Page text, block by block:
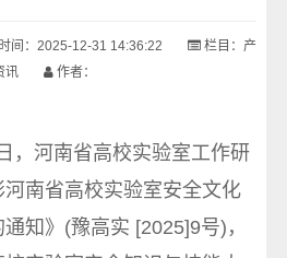
间：2025-12-31 14:36:22 栏目：
产
讯
作者：
河南省高校实验室工作研
南省高校实验室安全文化
知》(豫高实 [2025]9号)，